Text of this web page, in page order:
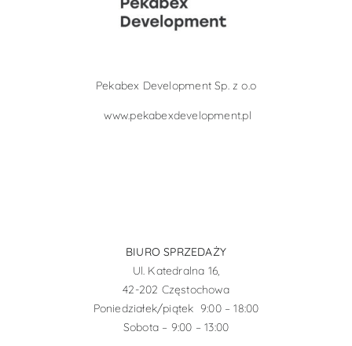
Pekabex Development Sp. z o.o
www.pekabexdevelopment.pl
BIURO SPRZEDAŻY
Ul. Katedralna 16,
42-202 Częstochowa
Poniedziałek/piątek 9:00 – 18:00
Sobota – 9:00 – 13:00